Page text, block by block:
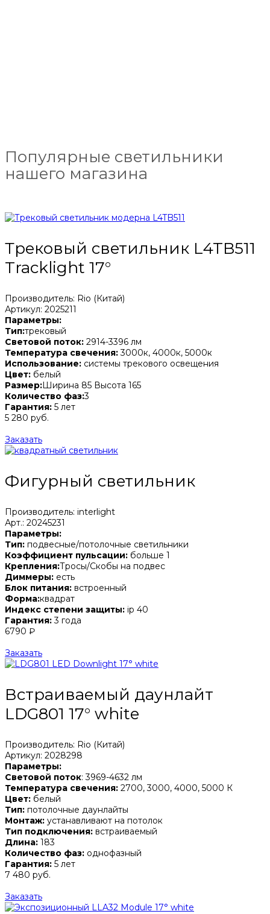
Популярные светильники
нашего магазина
Трековый светильник L4TB511
Tracklight 17°
Производитель: Rio (Китай)
Артикул: 2025211
Параметры:
Тип:трековый
Световой поток: 2914-3396 лм
Температура свечения:3000к, 4000к, 5000к
Использование: системы трекового освещения
Цвет: белый
Размер:Ширина 85 Высота 165
Количество фаз:3
Гарантия: 5 лет
5 280 руб.
Заказать
Фигурный светильник
Производитель: interlight
Арт.: 20245231
Параметры:
Тип: подвесные/потолочные светильники
Коэффициент пульсации: больше 1
Крепления:Тросы/Скобы на подвес
Диммеры: есть
Блок питания: встроенный
Форма:квадрат
Индекс степени защиты: ip 40
Гарантия:3 года
6790 ₽
Заказать
Встраиваемый даунлайт
LDG801 17° white
Производитель: Rio (Китай)
Артикул: 2028298
Параметры:
Световой поток: 3969-4632 лм
Температура свечения: 2700, 3000, 4000, 5000 К
Цвет: белый
Тип: потолочные даунлайты
Монтаж: устанавливают на потолок
Тип подключения: встраиваемый
Длина: 183
Количество фаз: однофазный
Гарантия: 5 лет
7 480 руб.
Заказать